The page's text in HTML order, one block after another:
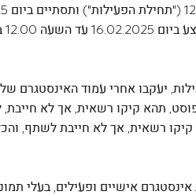
יעקבו אחרי עמוד האינסטגרם של
תהא קיקו רשאית, אך לא
רשאית, אך לא חייבת לשתף,
אישיים ופעילים, בעלי